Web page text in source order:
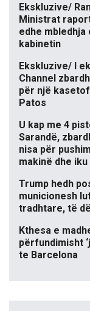
Ekskluzive/
Ministrat
edhe mbledhja
kabinetin
Ekskluzive/ I
Channel
për një
Patos
U kap me 4
Sarandë,
nisa për
makinë dhe iku
Trump hedh
municionesh
tradhtare, të
Kthesa e
përfundimisht
te Barcelona